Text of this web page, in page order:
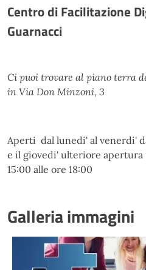
Centro di Facilitazione
Guarnacci
Ci puoi trovare al piano terra
in Via Don Minzoni, 3
Aperti dal lunedi' al venerdi'
e il giovedi' ulteriore apertura
15:00 alle ore 18:00
Galleria immagini